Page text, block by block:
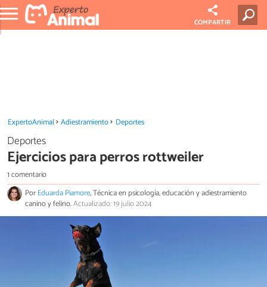
COMPARTIR
ExpertoAnimal Adiestramiento Deportes
Deportes
Ejercicios para perros rottweiler
1 comentario
PorEduarda Piamore, Técnica en psicología, educación y adiestramiento
canino y felino.Actualizado: 19 julio 2024